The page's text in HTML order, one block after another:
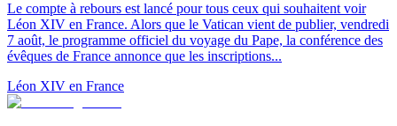
Le compte à rebours est lancé pour tous ceux qui souhaitent voir
Léon XIV en France. Alors que le Vatican vient de publier, vendredi
7 août, le programme officiel du voyage du Pape, la conférence des
évêques de France annonce que les inscriptions...
Léon XIV en France